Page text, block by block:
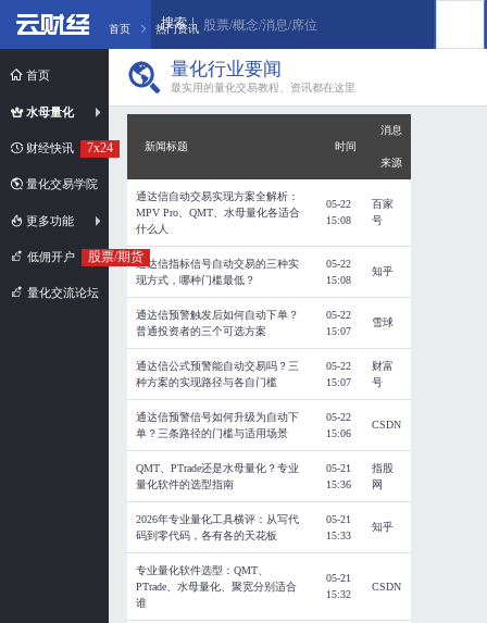
首页
水母量化
财经快讯 7x24
量化交易学院
更多功能
低佣开户 股票/期货
量化交流论坛
首页 热门资讯
搜索 股票/概念/消息/席位
量化行业要闻
最实用的量化交易教程、资讯都在这里
新闻标题 时间
消息
来源
通达信自动交易实现方案全解析：
MPV Pro、QMT、水母量化各适合
什么人
05-22
15:08
百家
号
通达信指标信号自动交易的三种实
现方式，哪种门槛最低？
05-22
15:08
知乎
通达信预警触发后如何自动下单？
普通投资者的三个可选方案
05-22
15:07
雪球
通达信公式预警能自动交易吗？三
种方案的实现路径与各自门槛
05-22
15:07
财富
号
通达信预警信号如何升级为自动下
单？三条路径的门槛与适用场景
05-22
15:06
CSDN
QMT、PTrade还是水母量化？专业
量化软件的选型指南
05-21
15:36
指股
网
2026年专业量化工具横评：从写代
码到零代码，各有各的天花板
05-21
15:33
知乎
专业量化软件选型：QMT、
PTrade、水母量化、聚宽分别适合
谁
05-21
15:32
CSDN